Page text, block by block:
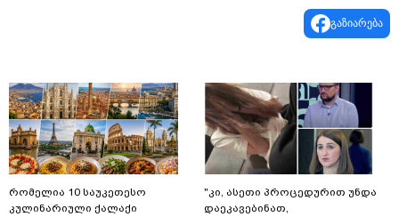
გაზიარება
რომელია 10 საუკეთესო
კულინარიული ქალაქი
"კი, ასეთი პროცედურით უნდა
დაეკავებინათ,